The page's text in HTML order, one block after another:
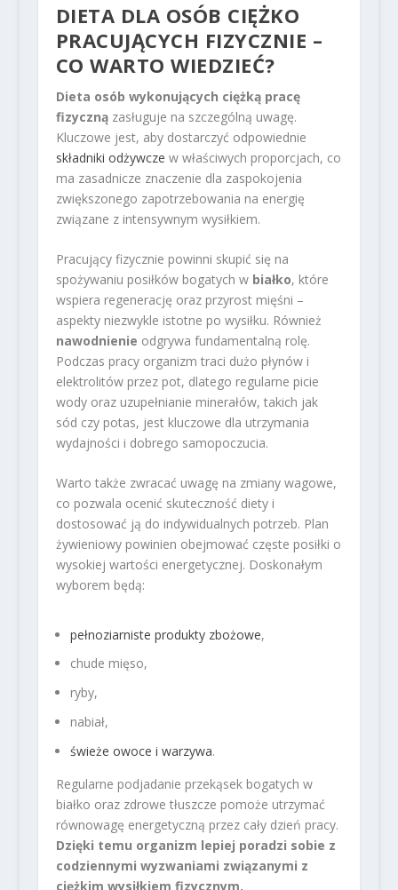
DIETA DLA OSÓB CIĘŻKO
PRACUJĄCYCH FIZYCZNIE –
CO WARTO WIEDZIEĆ?
Dieta osób wykonujących ciężką pracę
fizycznązasługuje na szczególną uwagę.
Kluczowe jest, aby dostarczyć odpowiednie
składniki odżywcze w właściwych proporcjach, co
ma zasadnicze znaczenie dla zaspokojenia
zwiększonego zapotrzebowania na energię
związane z intensywnym wysiłkiem.
Pracujący fizycznie powinni skupić się na
spożywaniu posiłków bogatych w białko, które
wspiera regenerację oraz przyrost mięśni –
aspekty niezwykle istotne po wysiłku. Również
nawodnienie odgrywa fundamentalną rolę.
Podczas pracy organizm traci dużo płynów i
elektrolitów przez pot, dlatego regularne picie
wody oraz uzupełnianie minerałów, takich jak
sód czy potas, jest kluczowe dla utrzymania
wydajności i dobrego samopoczucia.
Warto także zwracać uwagę na zmiany wagowe,
co pozwala ocenić skuteczność diety i
dostosować ją do indywidualnych potrzeb. Plan
żywieniowy powinien obejmować częste posiłki o
wysokiej wartości energetycznej. Doskonałym
wyborem będą:
pełnoziarniste produkty zbożowe,
chude mięso,
ryby,
nabiał,
świeże owoce i warzywa.
Regularne podjadanie przekąsek bogatych w
białko oraz zdrowe tłuszcze pomoże utrzymać
równowagę energetyczną przez cały dzień pracy.
Dzięki temu organizm lepiej poradzi sobie z
codziennymi wyzwaniami związanymi z
ciężkim wysiłkiem fizycznym.